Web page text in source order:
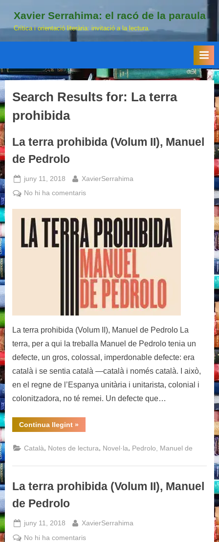
Xavier Serrahima: el racó de la paraula
Crítica i orientació literària: invitació a la lectura.
Search Results for: La terra
prohibida
La terra prohibida (Volum II), Manuel
de Pedrolo
Posted
on
juny 11, 2018 By
XavierSerrahima
No hi ha comentarisa
prohibida
(Volum
II),
Manuel
de
Pedrolo
La terra prohibida (Volum II), Manuel de Pedrolo La
terra, per a qui la treballa Manuel de Pedrolo tenia un
defecte, un gros, colossal, imperdonable defecte: era
català i se sentia català —català i només català. I això,
en el regne de l’Espanya unitària i unitarista, colonial i
colonitzadora, no té remei. Un defecte que…
Continua llegint“La
terra
(Volum
II),
de
»
Català Notes de lectura Novel·la Pedrolo, Manuel de
La terra prohibida (Volum II), Manuel
de Pedrolo
Posted
on
juny 11, 2018 By
XavierSerrahima
No hi ha comentarisa